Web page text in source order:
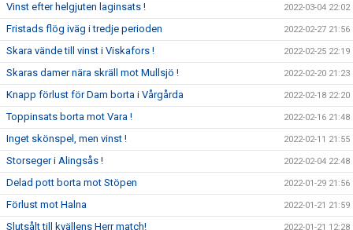
Vinst efter helgjuten laginsats ! 2022-03-04 22:02
Fristads flög iväg i tredje perioden 2022-02-27 21:56
Skara vände till vinst i Viskafors ! 2022-02-25 22:19
Skaras damer nära skräll mot Mullsjö ! 2022-02-20 21:23
Knapp förlust för Dam borta i Vårgårda 2022-02-18 22:20
Toppinsats borta mot Vara ! 2022-02-16 21:48
Inget skönspel, men vinst ! 2022-02-11 21:55
Storseger i Alingsås ! 2022-02-04 22:48
Delad pott borta mot Stöpen 2022-01-29 21:56
Förlust mot Halna 2022-01-21 21:59
Slutsålt till kvällens Herr match! 2022-01-21 12:28